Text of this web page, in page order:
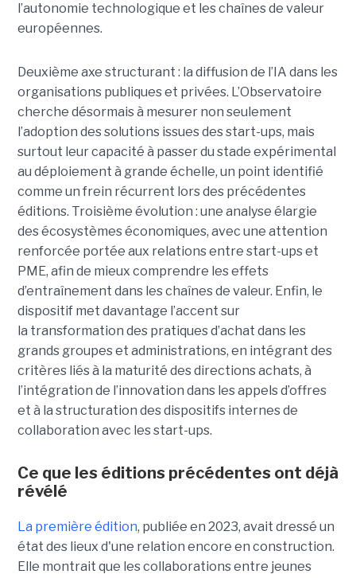
l’autonomie technologique et les chaînes de valeur
européennes.
Deuxième axe structurant : la diffusion de l’IA dans les
organisations publiques et privées. L’Observatoire
cherche désormais à mesurer non seulement
l’adoption des solutions issues des start-ups, mais
surtout leur capacité à passer du stade expérimental
au déploiement à grande échelle, un point identifié
comme un frein récurrent lors des précédentes
éditions. Troisième évolution : une analyse élargie
des écosystèmes économiques, avec une attention
renforcée portée aux relations entre start-ups et
PME, afin de mieux comprendre les effets
d’entraînement dans les chaînes de valeur. Enfin, le
dispositif met davantage l’accent sur
la transformation des pratiques d’achat dans les
grands groupes et administrations, en intégrant des
critères liés à la maturité des directions achats, à
l’intégration de l’innovation dans les appels d’offres
et à la structuration des dispositifs internes de
collaboration avec les start-ups.
Ce que les éditions précédentes ont déjà
révélé
La première édition, publiée en 2023, avait dressé un
état des lieux d'une relation encore en construction.
Elle montrait que les collaborations entre jeunes